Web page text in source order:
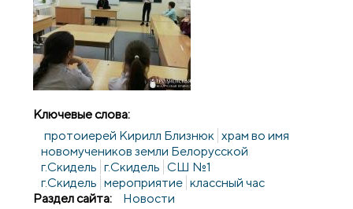
Ключевые слова:
протоиерей Кирилл Близнюк храм во имя
новомучеников земли Белорусской
г.Скидель г.Скидель СШ №1
г.Скидель мероприятие классный час
Раздел сайта:
Новости